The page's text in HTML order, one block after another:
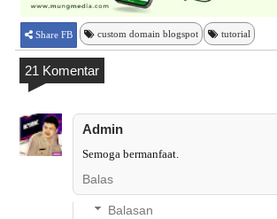
Share FB custom domain blogspot tutorial
21 Komentar
Admin
Semoga bermanfaat.
Balas
Balasan